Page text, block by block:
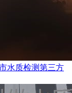
水质检测第三方